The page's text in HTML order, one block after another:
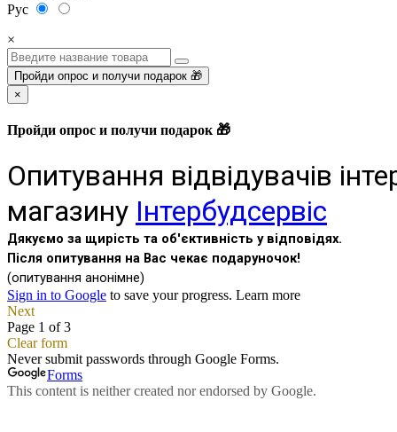
Рус
×
Пройди опрос и получи подарок 🎁
×
Пройди опрос и получи подарок 🎁